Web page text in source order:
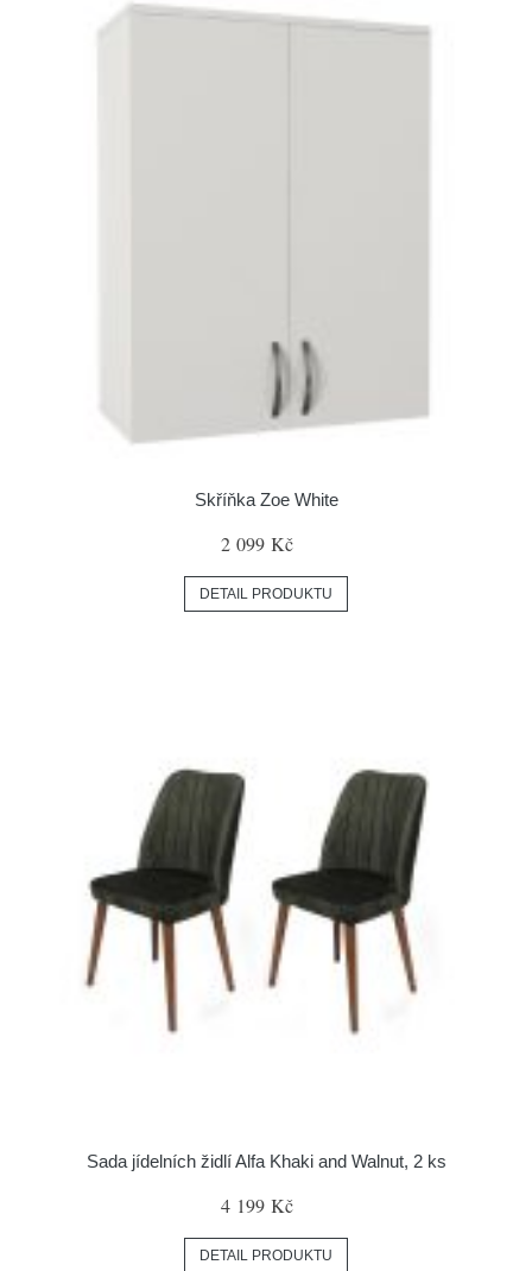
Skříňka Zoe White
2 099 Kč
DETAIL PRODUKTU
Sada jídelních židlí Alfa Khaki and Walnut, 2 ks
4 199 Kč
DETAIL PRODUKTU